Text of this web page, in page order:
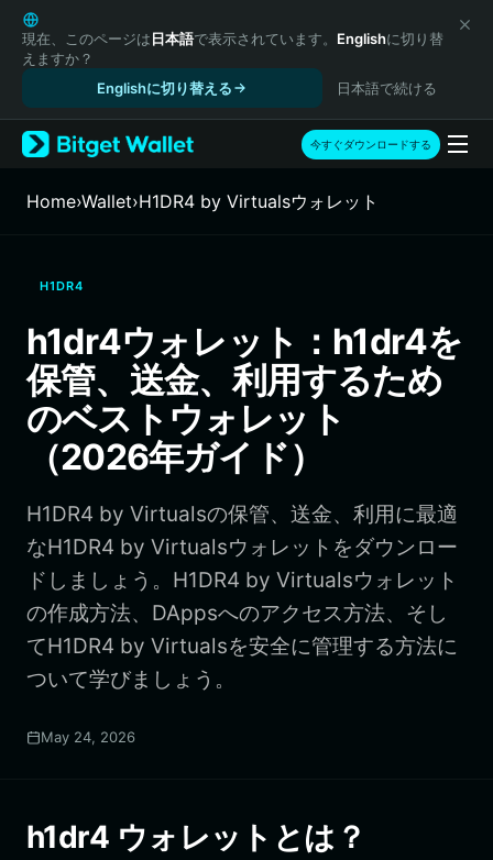
English
日本語
Tiếng Việt
Español (Latinoamérica)
Türkçe
Français
繁體中文
Bahasa Indonesia
ภาษาไทย
हिन्दी
Español
Português (Brasil)
現在、このページは日本語で表示されています。 Englishに切り替
えますか？
Englishに切り替える
日本語で続ける
今すぐダウンロードする
Home›Wallet›H1DR4 by Virtualsウォレット
H1DR4
h1dr4ウォレット：h1dr4を
保管、送金、利用するため
のベストウォレット
（2026年ガイド）
H1DR4 by Virtualsの保管、送金、利用に最適
なH1DR4 by Virtualsウォレットをダウンロー
ドしましょう。H1DR4 by Virtualsウォレット
の作成方法、DAppsへのアクセス方法、そし
てH1DR4 by Virtualsを安全に管理する方法に
ついて学びましょう。
May 24, 2026
h1dr4 ウォレットとは？